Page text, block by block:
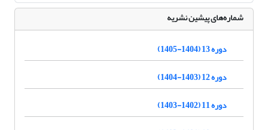
شماره‌های پیشین نشریه
دوره 13 (1404-1405)
دوره 12 (1403-1404)
دوره 11 (1402-1403)